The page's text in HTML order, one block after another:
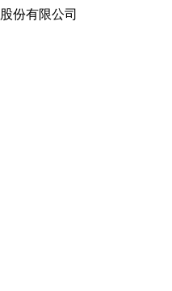
份有限公司